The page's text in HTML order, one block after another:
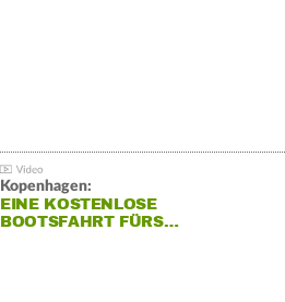
Kopenhagen:
EINE KOSTENLOSE
BOOTSFAHRT FÜRS…